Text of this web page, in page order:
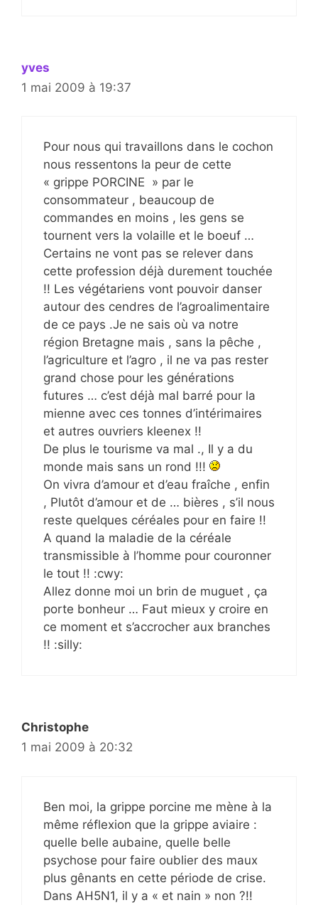
yves
1 mai 2009 à 19:37
Pour nous qui travaillons dans le cochon
nous ressentons la peur de cette
« grippe PORCINE » par le
consommateur , beaucoup de
commandes en moins , les gens se
tournent vers la volaille et le boeuf …
Certains ne vont pas se relever dans
cette profession déjà durement touchée
!! Les végétariens vont pouvoir danser
autour des cendres de l’agroalimentaire
de ce pays .Je ne sais où va notre
région Bretagne mais , sans la pêche ,
l’agriculture et l’agro , il ne va pas rester
grand chose pour les générations
futures … c’est déjà mal barré pour la
mienne avec ces tonnes d’intérimaires
et autres ouvriers kleenex !!
De plus le tourisme va mal ., Il y a du
monde mais sans un rond !!!
On vivra d’amour et d’eau fraîche , enfin
, Plutôt d’amour et de … bières , s’il nous
reste quelques céréales pour en faire !!
A quand la maladie de la céréale
transmissible à l’homme pour couronner
le tout !! :cwy:
Allez donne moi un brin de muguet , ça
porte bonheur … Faut mieux y croire en
ce moment et s’accrocher aux branches
!! :silly:
Christophe
1 mai 2009 à 20:32
Ben moi, la grippe porcine me mène à la
même réflexion que la grippe aviaire :
quelle belle aubaine, quelle belle
psychose pour faire oublier des maux
plus gênants en cette période de crise.
Dans AH5N1, il y a « et nain » non ?!!